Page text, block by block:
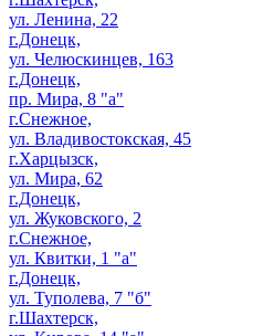
ул. Ленина, 22
г.Донецк,
ул. Челюскинцев, 163
г.Донецк,
пр. Мира, 8 "а"
г.Снежное,
ул. Владивостокская, 45
г.Харцызск,
ул. Мира, 62
г.Донецк,
ул. Жуковского, 2
г.Снежное,
ул. Квитки, 1 "а"
г.Донецк,
ул. Туполева, 7 "б"
г.Шахтерск,